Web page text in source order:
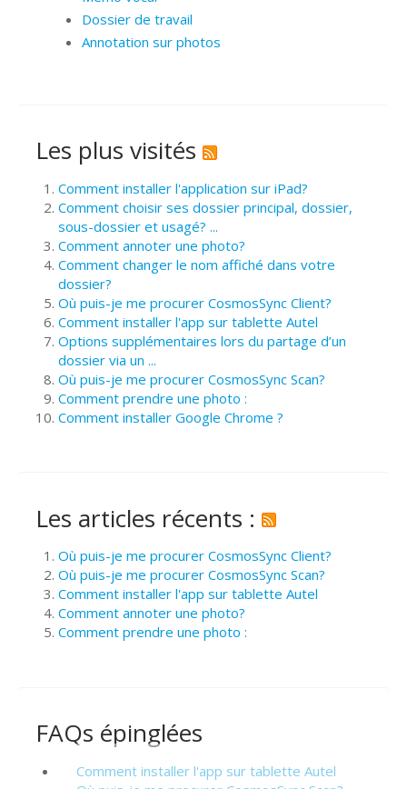
Dossier de travail
Annotation sur photos
Les plus visités
Comment installer l'application sur iPad?
Comment choisir ses dossier principal, dossier,
sous-dossier et usagé? ...
Comment annoter une photo?
Comment changer le nom affiché dans votre
dossier?
Où puis-je me procurer CosmosSync Client?
Comment installer l'app sur tablette Autel
Options supplémentaires lors du partage d’un
dossier via un ...
Où puis-je me procurer CosmosSync Scan?
Comment prendre une photo :
Comment installer Google Chrome ?
Les articles récents :
Où puis-je me procurer CosmosSync Client?
Où puis-je me procurer CosmosSync Scan?
Comment installer l'app sur tablette Autel
Comment annoter une photo?
Comment prendre une photo :
FAQs épinglées
Comment installer l'app sur tablette Autel